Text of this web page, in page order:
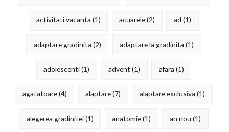
activitati vacanta (1) acuarele(2) ad (1)
adaptare gradinita (2) adaptare la gradinita (1)
adolescenti(1) advent (1) afara (1)
agatatoare(4) alaptare(7) alaptare exclusiva (1)
alegerea gradinitei(1) anatomie(1) an nou (1)